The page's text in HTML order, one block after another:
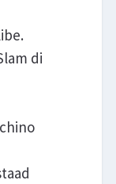
di